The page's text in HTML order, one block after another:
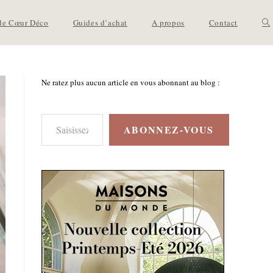
Cœur Déco Guides d’achat A propos Contact
Ne ratez plus aucun article en vous abonnant au blog :
ABONNEZ-VOUS